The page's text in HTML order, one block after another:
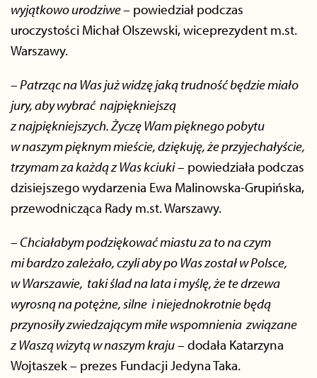
wyjątkowo urodziwe – powiedział podczas
uroczystości Michał Olszewski, wiceprezydent m.st.
Warszawy.
– Patrząc na Was już widzę jaką trudność będzie miało
jury, aby wybrać najpiękniejszą
z najpiękniejszych. Życzę Wam pięknego pobytu
w naszym pięknym mieście, dziękuję, że przyjechałyście,
trzymam za każdą z Was kciuki– powiedziała podczas
dzisiejszego wydarzenia Ewa Malinowska-Grupińska,
przewodnicząca Rady m.st. Warszawy.
– Chciałabym podziękować miastu za to na czym
mi bardzo zależało, czyli aby po Was został w Polsce,
w Warszawie, taki ślad na lata i myślę, że te drzewa
wyrosną na potężne, silne i niejednokrotnie będą
przynosiły zwiedzającym miłe wspomnienia związane
z Waszą wizytą w naszym kraju– dodała Katarzyna
Wojtaszek – prezes Fundacji Jedyna Taka.